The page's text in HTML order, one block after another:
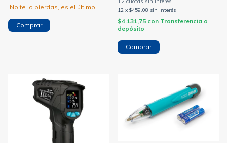
¡No te lo pierdas, es el último!
12 x $459,08 sin interés
$4.131,75 con Transferencia o
depósito